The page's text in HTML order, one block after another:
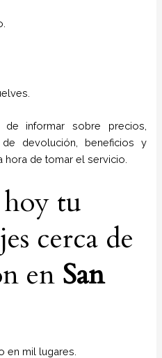
de informar sobre precios,
devolución, beneficios y
hora de tomar el servicio.
tu
cerca de
en San
en mil lugares.